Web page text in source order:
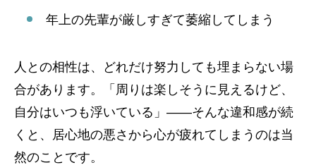
年上の先輩が厳しすぎて萎縮してしまう
人との相性は、どれだけ努力しても埋まらない場
合があります。「周りは楽しそうに見えるけど、
自分はいつも浮いている」――そんな違和感が続
くと、居心地の悪さから心が疲れてしまうのは当
然のことです。